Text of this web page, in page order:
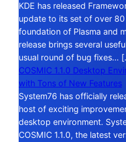
KDE has released
update to its set of over
foundation of Plasma and
release brings several
usual round of bug fixes…
COSMIC 1.1.0 Desktop
with Tons of New Features
System76 has officially
host of exciting
desktop environment.
COSMIC 1.1.0, the latest